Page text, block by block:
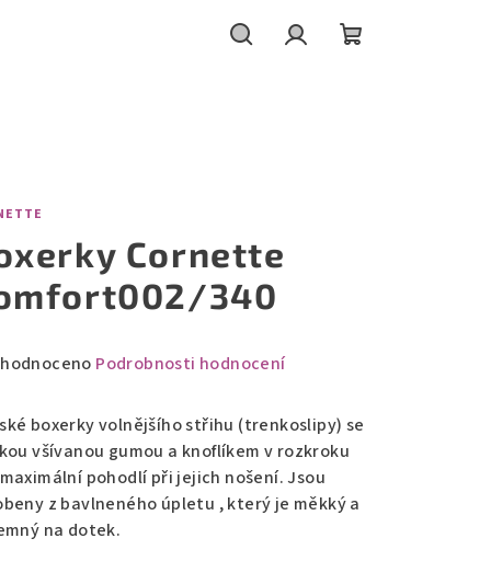
Cornette
340
Podrobnosti hodnocení
boxerky volnějšího střihu (trenkoslipy) se
všívanou gumou a knoflíkem v rozkroku
pohodlí při jejich nošení. Jsou
z bavlneného úpletu , který je měkký a
na dotek.